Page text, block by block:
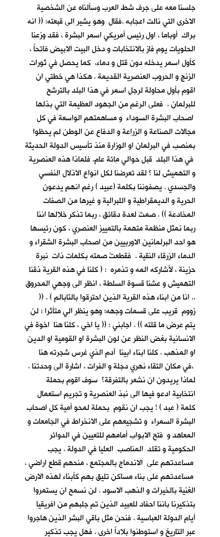
جلسنا معه على جرف شط العرب وسألناه عن الشخصية
الاخرى التي نالت اعجابه .فقال وهو يشير الى قبعته: (( انه
براك أوباما ، اول رئيس أمريكي اسمر البشرة ، فقد وزعنا
الحلويات يوم فاز بالانتخابات و دخل البيت الابيض فاتحاً ،
كأول اسمر يدخله دون قتل و دماء، كما يحصل في ثورات
الزنج و الحروب العنصرية القديمة . هكذا هي خطتي ان
اقوم بأول محاولة لرجل اسمر في هذا البلد بالترشح
للبرلمان . فعلى الرغم من الجهود العظيمة التي بذلها
اصحاب البشرة السوداء و مساهمتهم الواسعة في كل
مجالات الصناعة و الزراعة و الدفاع عن الوطن لم يحظوا
بمنصب في البرلمان او الوزارة منذ تأسيس الدولة الحديثة
في هذا البلد قبل حوالي مِائة عام. فلماذا هذه العنصرية
و التهميش لنا ؟ لقد تعرضنا لكل انواع الاذلال النفسي
والجسدي . يصفوننا بكلمة (عبيد ) رغم انهم يدعون
الحرية و الديمقراطية و اللبرالية و غيرها من الصفات
المخادعة )) . صمتَ لعدة دقائق ، ربما تذكر خلالها اننا
ربما نمثل منظمة متهمة بالتمييز العنصري ، كون رئيسها
هو احد البرلمانين الاوربيين من اصحاب البشرة الشقراء و
الدماء الزرقاء النقية . فقطعتُ صمته بكلمات ذات نبرة
حزينة ، لأشاركه المه و تذمره : ( كلنا في هذه القرية ذقنا
التهميش و عشنا قسوة السلطة ، انظر الى وجهي المحروق
.. انا من ابناء هذه القرية الذين احترقوا بالنّابالم ) . ((
زووم قريب على قسمات وجهه؛ وهو ينظر الي متأثرا ؛ لن
يتم عرض ما قلته )) . اجابني : (( يا اخي ، كلنا هنا اخوة في
الانسانية بغض النظر عن لون البشرة او القومية او الدين
او المذهب . كلنا ابناء ابينا آدم الذي غرس شجرته هنا
،في مكان التقاء نهري دجلة و الفرات ، اشارة الى وحدتنا .
لماذا يريدون ان نشعر بالتفرقة؟ سوف اقوم بحملة
انتخابية ادعو فيها الى نبذ العنصرية و تجريم استعمال
كلمة ( عبد ) ! يجب ان نقوم بحملة لمحو أمية كل اصحاب
البشرة السمراء و تشجيعهم على الانخراط في الجامعات و
المعاهد و فتح الابواب أمامهم للتعيين في الدوائر
الحكومية و تقلد المناصب العليا في الدولة . يجب
مساعدتهم على الاندماج بالمجتمع ، منحهم قطع اراضي ،
مساعدتهم على بناء مساكن تليق بهم كأبناء لهذه الارض
الغنية بالخيرات و الذهب الاسود . لن نسمح ان يستمروا
بتذكيرنا باننا احفاد للعبيد الذين تم جلبهم من افريقيا
أيام الدولة العباسية . فنحن مثل باقي البشر الذين هاجروا
عبر التاريخ و استوطنوا بلاداً اخرى . فهل يجب تذكير